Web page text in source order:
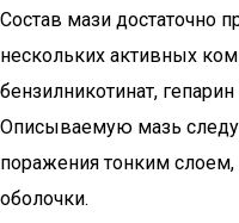
Состав мази достаточно
нескольких активных
бензилникотинат,
Описываемую мазь
поражения тонким слоем,
оболочки.